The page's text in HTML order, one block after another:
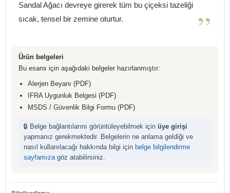
Sandal Ağacı devreye girerek tüm bu çiçeksi tazeliği
sıcak, tensel bir zemine oturtur.
”
Ürün belgeleri
Bu esans için aşağıdaki belgeler hazırlanmıştır:
Alerjen Beyanı (PDF)
IFRA Uygunluk Belgesi (PDF)
MSDS / Güvenlik Bilgi Formu (PDF)
🔒 Belge bağlantılarını görüntüleyebilmek için üye girişi
yapmanız gerekmektedir. Belgelerin ne anlama geldiği ve
nasıl kullanılacağı hakkında bilgi için belge bilgilendirme
sayfamızagöz atabilirsiniz.